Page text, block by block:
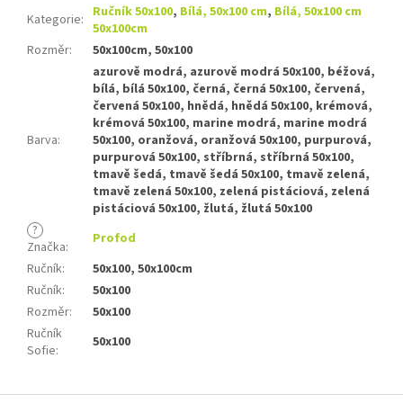
Kategorie: Ručník 50x100, Bílá, 50x100 cm, Bílá, 50x100 cm
50x100cm
Rozměr: 50x100cm, 50x100
Barva:
azurově modrá, azurově modrá 50x100, béžová,
bílá, bílá 50x100, černá, černá 50x100, červená,
červená 50x100, hnědá, hnědá 50x100, krémová,
krémová 50x100, marine modrá, marine modrá
50x100, oranžová, oranžová 50x100, purpurová,
purpurová 50x100, stříbrná, stříbrná 50x100,
tmavě šedá, tmavě šedá 50x100, tmavě zelená,
tmavě zelená 50x100, zelená pistáciová, zelená
pistáciová 50x100, žlutá, žlutá 50x100
?
Značka:
Profod
Ručník:
50x100, 50x100cm
Ručník:
50x100
Rozměr:
50x100
Ručník
Sofie: 50x100